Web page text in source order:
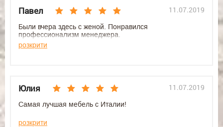
Павел 11.07.2019
Были вчера здесь с женой. Понравился
профессионализм менеджера.
розкрити
Юлия 11.07.2019
Самая лучшая мебель с Италии!
розкрити